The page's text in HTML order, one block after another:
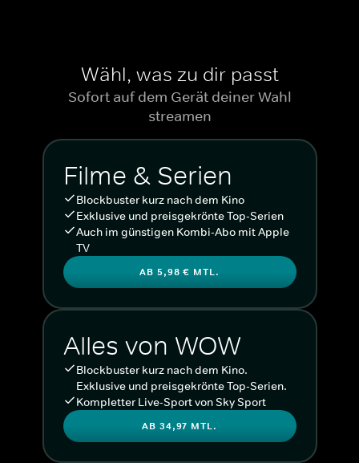
Wähl, was zu dir passt
Sofort auf dem Gerät deiner Wahl
streamen
Filme & Serien
Blockbuster kurz nach dem Kino
Exklusive und preisgekrönte Top-Serien
Auch im günstigen Kombi-Abo mit Apple
TV
AB 5,98 € MTL.
Alles von WOW
Blockbuster kurz nach dem Kino.
Exklusive und preisgekrönte Top-Serien.
Kompletter Live-Sport von Sky Sport
AB 34,97 MTL.